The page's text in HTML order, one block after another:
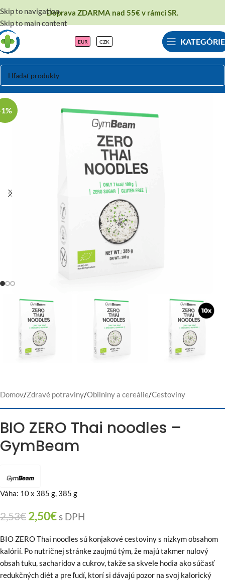
Skip to navigation
Skip to main content
Doprava ZDARMA nad 55€ v rámci SR.
EUR CZK KATEGÓRIE
Domov/Zdravé potraviny/Obilniny a cereálie/Cestoviny
BIO ZERO Thai noodles –
GymBeam
Váha: 10 x 385 g, 385 g
2,53€ 2,50€s DPH
BIO ZERO Thai noodles sú konjakové cestoviny s nízkym obsahom
kalórií. Po nutričnej stránke zaujmú tým, že majú takmer nulový
obsah tuku, sacharidov a cukrov, takže sa skvele hodia ako súčasť
redukčných diét a pre ľudí, ktorí si dávajú pozor na svoj kalorický